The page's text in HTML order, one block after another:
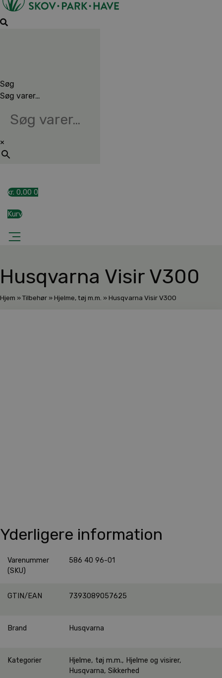
Søg
Søg varer…
×
kr. 0,00 0
Kurv
Husqvarna Visir V300
Hjem »Tilbehør»Hjelme, tøj m.m. »Husqvarna Visir V300
Yderligere information
Varenummer
(SKU)
586 40 96-01
GTIN/EAN 7393089057625
Brand Husqvarna
Kategorier Hjelme, tøj m.m., Hjelme og visirer,
Husqvarna, Sikkerhed